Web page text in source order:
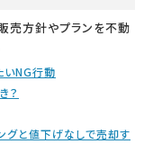
売方針やプランを不動
いNG行動
？
グと値下げなしで売却す